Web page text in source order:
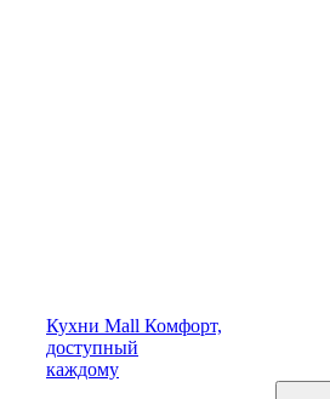
Кухни Mall Комфорт,
доступный
каждому